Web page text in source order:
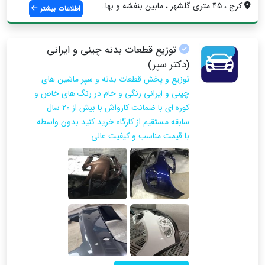
کرج ، 45 متری گلشهر ، مابین بنفشه و بهار... اطلاعات بیشتر
توزیع قطعات بدنه چینی و ایرانی
(دکتر سپر)
توزیع و پخش قطعات بدنه و سپر ماشین های
چینی و ایرانی رنگی و خام در رنگ های خاص و
کوره ای با ضمانت کارواش با بیش از ۲۰ سال
سابقه مستقیم از کارگاه خرید کنید بدون واسطه
با قیمت مناسب و کیفیت عالی